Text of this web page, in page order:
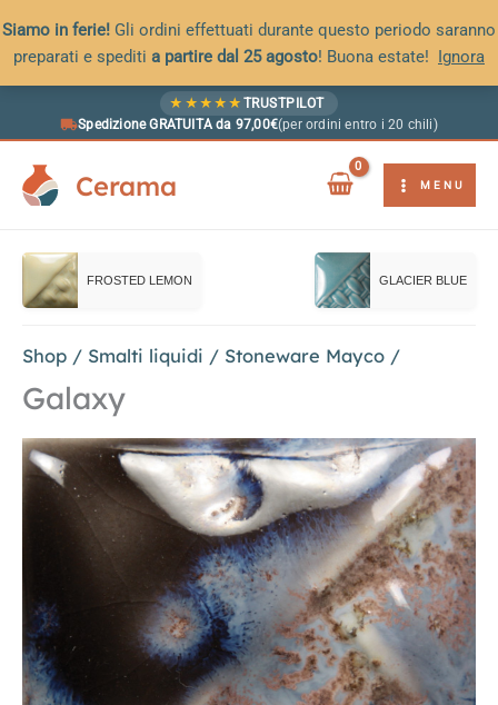
Siamo in ferie! Gli ordini effettuati durante questo periodo saranno
preparati e spediti a partire dal 25 agosto! Buona estate! Ignora
★ ★ ★ ★ ★ TRUSTPILOT
Spedizione GRATUITA da 97,00€(per ordini entro i 20 chili)
Cerama MENU
FROSTED LEMON GLACIER BLUE
Shop / Smalti liquidi / Stoneware Mayco /
Galaxy